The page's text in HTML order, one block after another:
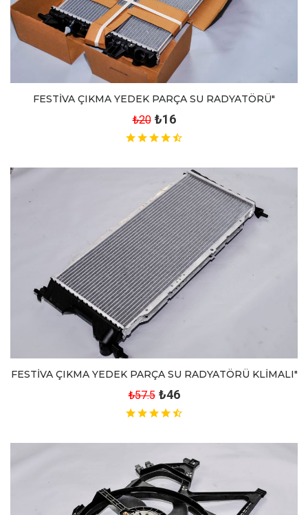
FESTİVA ÇIKMA YEDEK PARÇA SU RADYATÖRÜ"
₺20 ₺16
FESTİVA ÇIKMA YEDEK PARÇA SU RADYATÖRÜ KLİMALI"
₺57.5 ₺46